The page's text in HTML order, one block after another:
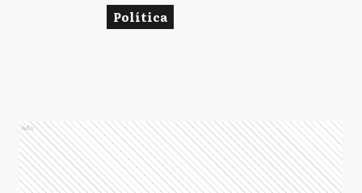
Política
Ads